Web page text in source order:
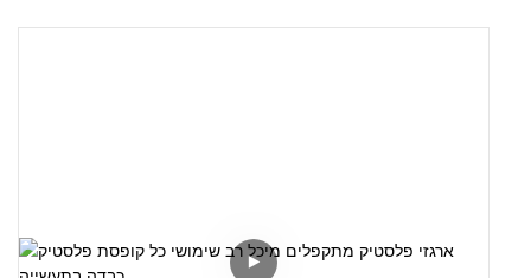
מידות חיצוניות: 650*440*360 מ"מ